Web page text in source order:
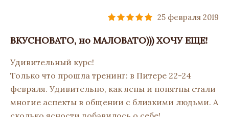
25 февраля 2019
ВКУСНОВАТО, но МАЛОВАТО))) ХОЧУ ЕЩЕ!
Удивительный курс!
Только что прошла тренинг: в Питере 22-24
февраля. Удивительно, как ясны и понятны стали
многие аспекты в общении с близкими людьми. А